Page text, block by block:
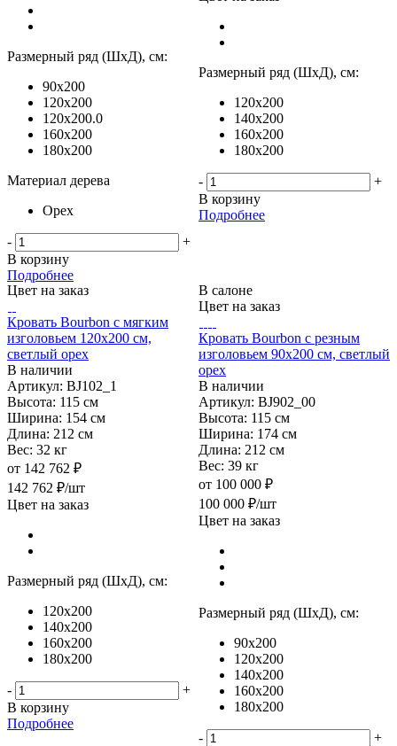
Размерный ряд (ШхД), см:
90x200
120x200
120x200.0
160x200
180x200
Материал дерева
Орех
-
+
В корзину
Подробнее
Размерный ряд (ШхД), см:
120x200
140x200
160x200
180x200
-
+
В корзину
Подробнее
Цвет на заказ
Кровать Bourbon с мягким
изголовьем 120х200 см,
светлый орех
В наличии
Артикул: BJ102_1
Высота: 115 см
Ширина: 154 см
Длина: 212 см
Вес: 32 кг
от 142 762 ₽
142 762 ₽/шт
Цвет на заказ
Размерный ряд (ШхД), см:
120x200
140x200
160x200
180x200
-
+
В корзину
Подробнее
В салоне
Цвет на заказ
Кровать Bourbon с резным
изголовьем 90х200 см, светлый
орех
В наличии
Артикул: BJ902_00
Высота: 115 см
Ширина: 174 см
Длина: 212 см
Вес: 39 кг
от 100 000 ₽
100 000 ₽/шт
Цвет на заказ
Размерный ряд (ШхД), см:
90x200
120x200
140x200
160x200
180x200
-
+